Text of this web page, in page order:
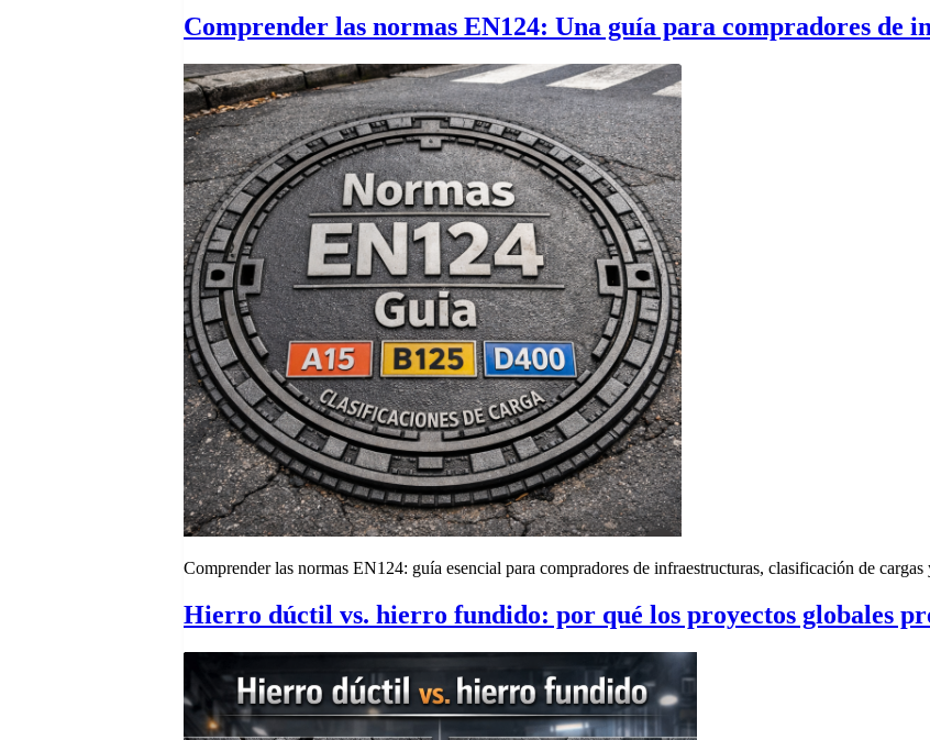
Comprender las normas EN124: Una guía para compradores de
Comprender las normas EN124: guía esencial para compradores de infraestructuras, clasificación de
Hierro dúctil vs. hierro fundido: por qué los proyectos globales